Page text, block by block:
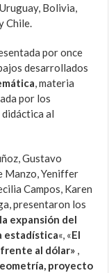
Bolivia,
Chile.
por once
desarrollados
, materia
por los
didáctica al
Gustavo
Manzo, Yeniffer
Campos, Karen
presentaron los
expansión del
estadística«, «El
al dólar» ,
proyecto